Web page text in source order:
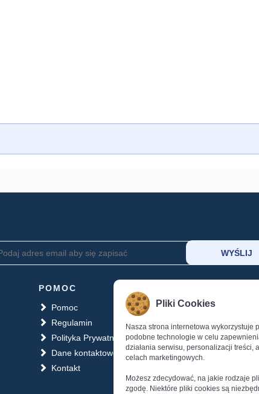
POMOC
Pomoc
Regulamin
Polityka Prywatności
Dane kontaktowe
Kontakt
KOSZYK
SCHOWEK
Pliki Cookies
Nasza strona internetowa wykorzystuje
podobne technologie w celu
działania serwisu, personalizacji treści,
celach marketingowych.
Możesz zdecydować, na jakie rodzaje
zgodę. Niektóre pliki cookies są